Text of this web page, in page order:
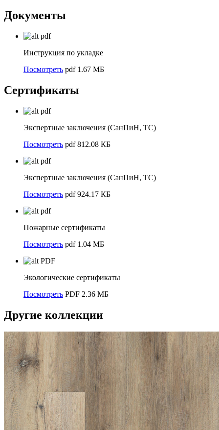
Документы
pdf
Инструкция по укладке
Посмотреть pdf 1.67 МБ
Сертификаты
pdf
Экспертные заключения (СанПиН, ТС)
Посмотреть pdf 812.08 КБ
pdf
Экспертные заключения (СанПиН, ТС)
Посмотреть pdf 924.17 КБ
pdf
Пожарные сертификаты
Посмотреть pdf 1.04 МБ
PDF
Экологические сертификаты
Посмотреть PDF 2.36 МБ
Другие коллекции